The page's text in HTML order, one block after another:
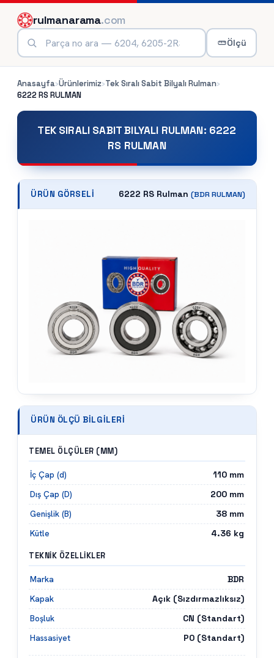
rulmanarama.com
Ölçü
Anasayfa›Ürünlerimiz›Tek Sıralı Sabit Bilyalı Rulman›
6222 RS RULMAN
TEK SIRALI SABIT BILYALI RULMAN: 6222
RS RULMAN
ÜRÜN GÖRSELI 6222 RS Rulman (BDRRULMAN)
ÜRÜN ÖLÇÜ BILGILERI
TEMEL ÖLÇÜLER (MM)
İç Çap (d) 110 mm
Dış Çap (D)
200 mm
Genişlik (B)
38 mm
Kütle
4.36 kg
TEKNIK ÖZELLIKLER
Marka
BDR
Kapak
Açık (Sızdırmazlıksız)
Boşluk
CN (Standart)
Hassasiyet
P0 (Standart)